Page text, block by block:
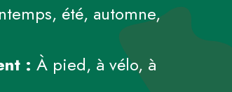
été, automne,
: À pied, à vélo, à